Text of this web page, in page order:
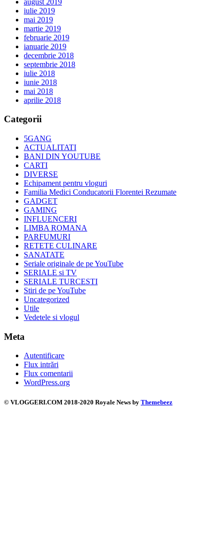
iulie 2019
mai 2019
martie 2019
februarie 2019
ianuarie 2019
decembrie 2018
septembrie 2018
iulie 2018
iunie 2018
mai 2018
aprilie 2018
Categorii
5GANG
ACTUALITATI
BANI DIN YOUTUBE
CARTI
DIVERSE
Echipament pentru vloguri
Familia Medici Conducatorii Florentei Rezumate
GADGET
GAMING
INFLUENCERI
LIMBA ROMANA
PARFUMURI
RETETE CULINARE
SANATATE
Seriale originale de pe YouTube
SERIALE si TV
SERIALE TURCESTI
Stiri de pe YouTube
Uncategorized
Utile
Vedetele si vlogul
Meta
Autentificare
Flux intrări
Flux comentarii
WordPress.org
©️ VLOGGERI.COM 2018-2020 Royale News by Themebeez